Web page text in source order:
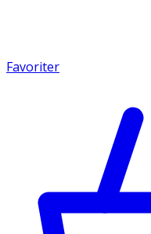
Favoriter